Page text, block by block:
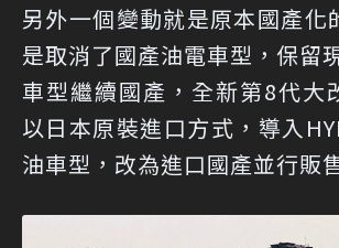
另外一個變動就是原本國產化
是取消了國產油電車型，保留
車型繼續國產，全新第8代大
以日本原裝進口方式，導入
油車型，改為進口國產並行販